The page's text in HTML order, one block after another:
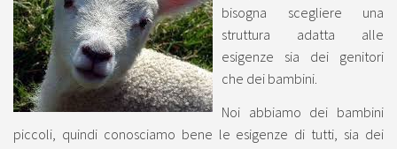
bisogna scegliere una
struttura adatta alle
esigenze sia dei genitori
che dei bambini.
Noi abbiamo dei bambini
piccoli, quindi conosciamo bene le esigenze di tutti, sia dei